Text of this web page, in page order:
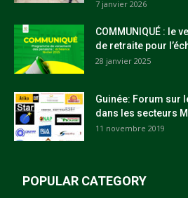
7 janvier 2026
COMMUNIQUÉ : le
de retraite pour
28 janvier 2025
Guinée: Forum sur
dans les secteurs
11 novembre 2019
POPULAR CATEGORY